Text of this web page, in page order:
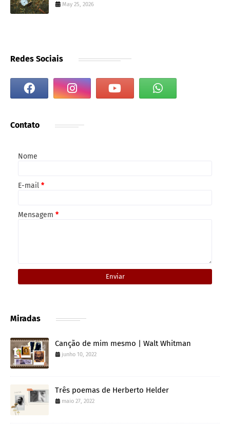
May 25, 2026
Redes Sociais
Contato
Nome
E-mail *
Mensagem *
Miradas
Canção de mim mesmo | Walt Whitman
junho 10, 2022
Três poemas de Herberto Helder
maio 27, 2022